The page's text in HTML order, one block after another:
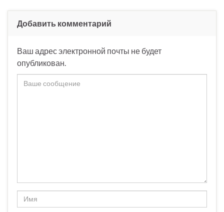
Добавить комментарий
Ваш адрес электронной почты не будет
опубликован.